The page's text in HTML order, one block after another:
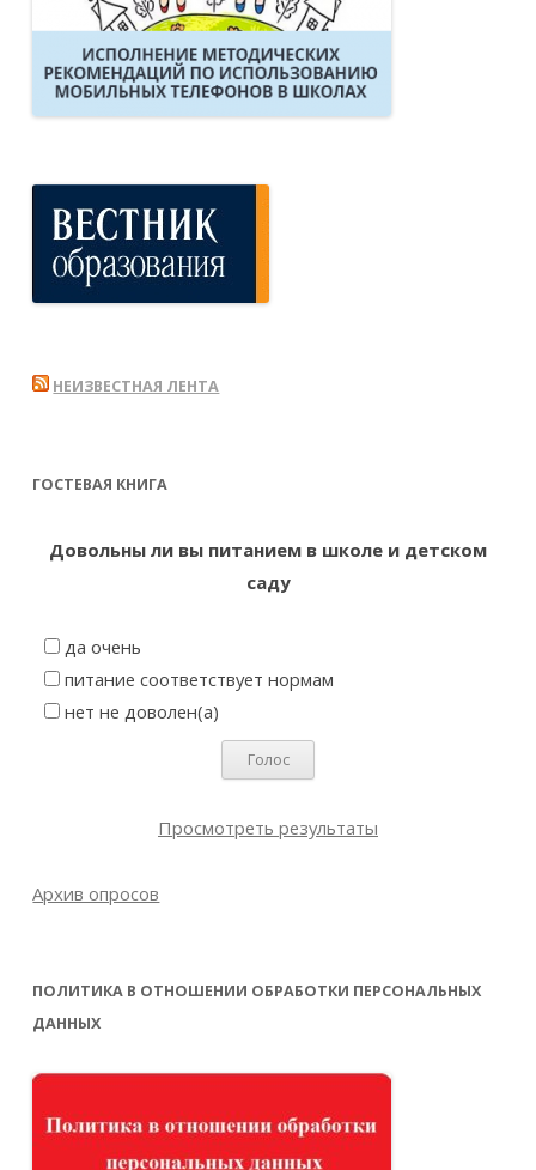
НЕИЗВЕСТНАЯ ЛЕНТА
ГОСТЕВАЯ КНИГА
Довольны ли вы питанием в школе и детском
саду
да очень
питание соответствует нормам
нет не доволен(а)
Просмотреть результаты
Архив опросов
ПОЛИТИКА В ОТНОШЕНИИ ОБРАБОТКИ ПЕРСОНАЛЬНЫХ
ДАННЫХ